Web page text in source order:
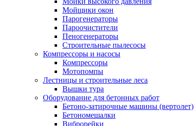
Мойщики окон
Парогенераторы
Пароочистители
Пеногенераторы
Строительные пылесосы
Компрессоры и насосы
Компрессоры
Мотопомпы
Лестницы и строительные леса
Вышки тура
Оборудование для бетонных работ
Бетоно-затирочные машины (вертолет)
Бетономешалки
Виброрейки